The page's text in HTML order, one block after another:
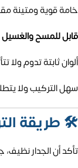
خامة قوية ومتينة
قابل للمسح والغسيل
ألوان ثابتة تدوم ولا
سهل التركيب ولا
🛠️ طريقة
تأكد أن الجدار